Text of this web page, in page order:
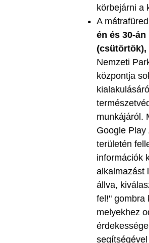
körbejárni a
A
én és 30-
(csütörtök),
Nemzeti
központja
munkájáról.
Google Play
területén
információk
alkalmazást
állva,
fel!" gombra
melyekhez